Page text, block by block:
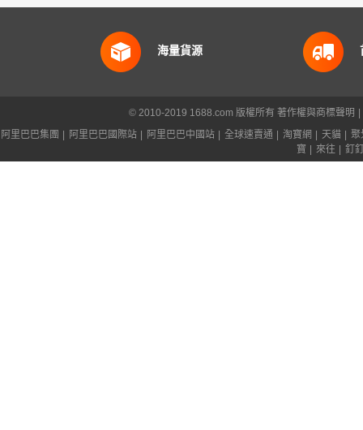
海量貨源
© 2010-2019 1688.com 版權所有 著作權與商標聲明
阿里巴巴集團
阿里巴巴國際站 阿里巴巴中國站 全球速賣通 淘寶網 天貓
聚
寶
來往 釘